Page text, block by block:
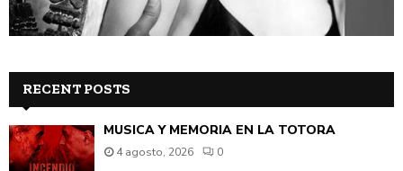
RECENT POSTS
MÚSICA Y MEMORIA EN LA TOTORA
4 agosto, 2026 0